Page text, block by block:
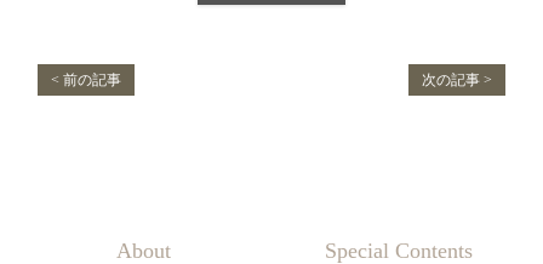
< 前の記事 次の記事 >
About Special Contents